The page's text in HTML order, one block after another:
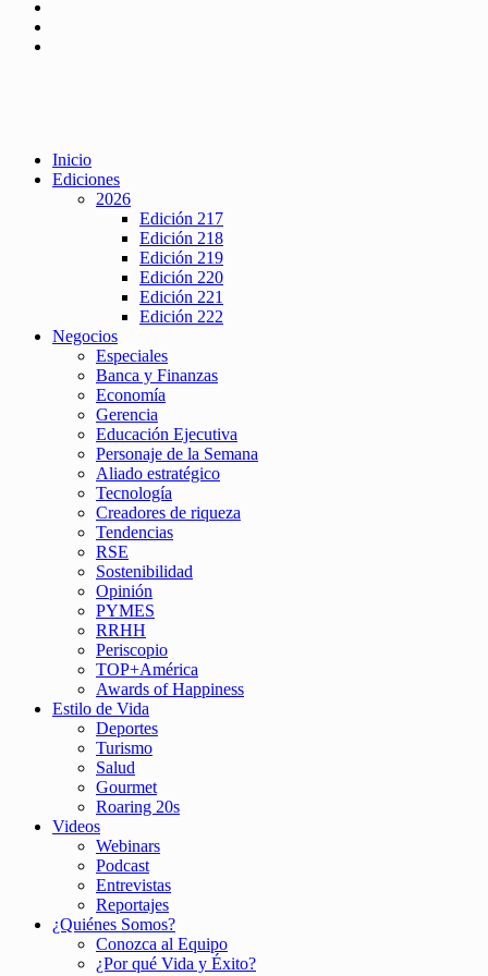
Inicio
Ediciones
2026
Edición 217
Edición 218
Edición 219
Edición 220
Edición 221
Edición 222
Negocios
Especiales
Banca y Finanzas
Economía
Gerencia
Educación Ejecutiva
Personaje de la Semana
Aliado estratégico
Tecnología
Creadores de riqueza
Tendencias
RSE
Sostenibilidad
Opinión
PYMES
RRHH
Periscopio
TOP+América
Awards of Happiness
Estilo de Vida
Deportes
Turismo
Salud
Gourmet
Roaring 20s
Videos
Webinars
Podcast
Entrevistas
Reportajes
¿Quiénes Somos?
Conozca al Equipo
¿Por qué Vida y Éxito?